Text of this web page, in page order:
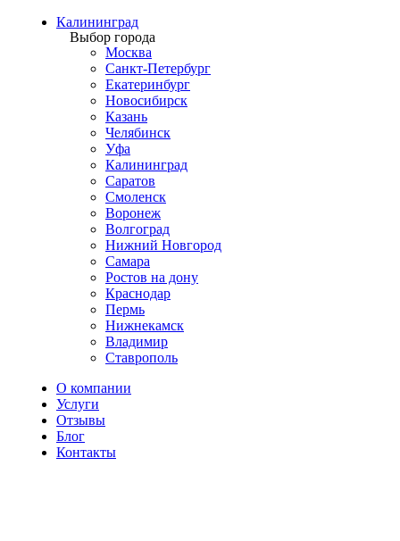
Калининград
Выбор города
Москва
Санкт-Петербург
Екатеринбург
Новосибирск
Казань
Челябинск
Уфа
Калининград
Саратов
Смоленск
Воронеж
Волгоград
Нижний Новгород
Самара
Ростов на дону
Краснодар
Пермь
Нижнекамск
Владимир
Ставрополь
О компании
Услуги
Отзывы
Блог
Контакты